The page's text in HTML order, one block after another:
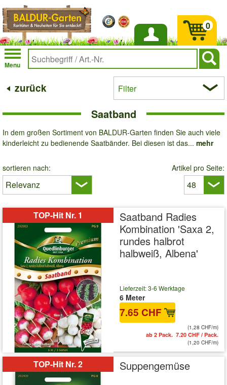
Anmelden
Menu
0
zurück Filter
Saatband
In dem großen Sortiment von BALDUR-Garten finden Sie auch viele
kinderleicht zu bedienende Saatbänder. Bei diesen ist das... mehr
sortieren nach: Artikel pro Seite:
TOP-Hit Nr. 1
Saatband Radies
Kombination 'Saxa 2,
rundes halbrot
halbweiß, Albena'
Lieferzeit: 3-6 Werktage
6 Meter
7.65 CHF
(1,28 CHF/m)
ab 2 Pack. 7.20 CHF / Pack.
(1,20 CHF/m)
TOP-Hit Nr. 2 Suppengemüse